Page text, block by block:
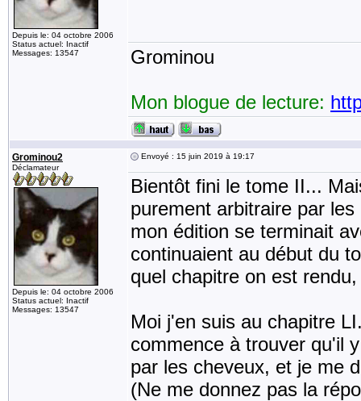
Depuis le: 04 octobre 2006
Status actuel: Inactif
Messages: 13547
Grominou
Mon blogue de lecture:
Grominou2
Déclamateur
Depuis le: 04 octobre 2006
Status actuel: Inactif
Messages: 13547
Envoyé : 15 juin 2019 à 19:17
Bientôt fini le tome II...
purement arbitraire par
mon édition se terminait
continuaient au début du
quel chapitre on est
Moi j'en suis au chapitre
commence à trouver qu'il
par les cheveux, et je me
(Ne me donnez pas la